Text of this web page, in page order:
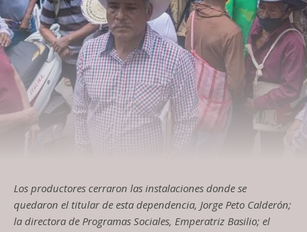
Los productores cerraron las instalaciones donde se
quedaron el titular de esta dependencia, Jorge Peto Calderón;
la directora de Programas Sociales, Emperatriz Basilio; el